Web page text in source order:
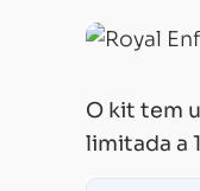
O kit tem
limitada a